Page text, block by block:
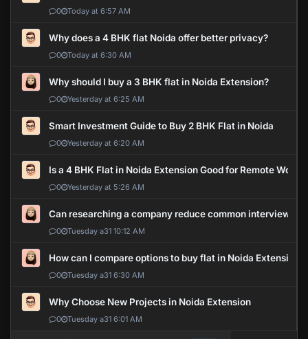
0 Today at 6:57 AM
Why does a 4 BHK flat Noida offer better privacy?
0 Today at 6:30 AM
Why should I buy a 3 BHK flat in Noida Extension?
0 Yesterday at 6:25 AM
Smart Investment Guide to Buy 2 BHK Flat in Noida
0 Yesterday at 6:20 AM
Is a 4 BHK Flat in Noida Extension Good for Remote Work?
0 Yesterday at 5:26 AM
Can researching a company reduce common interview
0 Tuesday a31 10:12 AM
How can I compare options to buy flat in Noida Extension?
0 Tuesday a31 6:30 AM
Why Choose New Projects in Noida Extension
0 Tuesday a31 6:01 AM